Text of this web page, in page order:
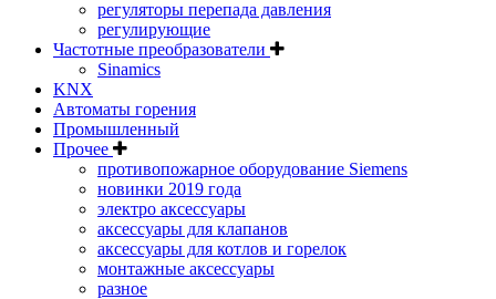
регуляторы перепада давления
регулирующие
Частотные преобразователи
Sinamics
KNX
Автоматы горения
Промышленный
Прочее
противопожарное оборудование Siemens
новинки 2019 года
электро аксессуары
аксессуары для клапанов
аксессуары для котлов и горелок
монтажные аксессуары
разное